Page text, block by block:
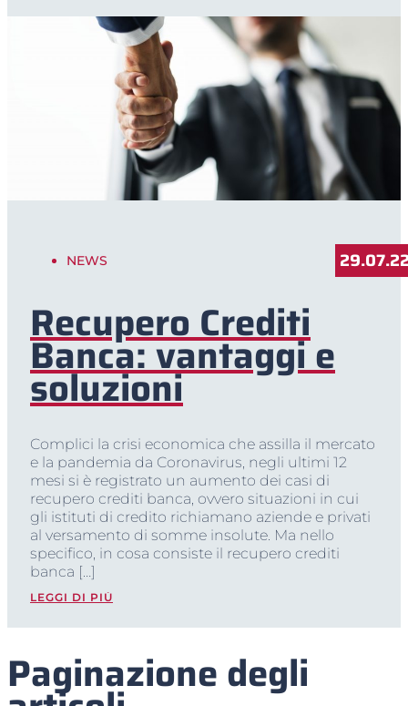
NEWS
Recupero Crediti
Banca: vantaggi e
soluzioni
Complici la crisi economica che assilla il mercato
e la pandemia da Coronavirus, negli ultimi 12
mesi si è registrato un aumento dei casi di
recupero crediti banca, ovvero situazioni in cui
gli istituti di credito richiamano aziende e privati
al versamento di somme insolute. Ma nello
specifico, in cosa consiste il recupero crediti
banca […]
LEGGI DI PIÙ
Paginazione degli